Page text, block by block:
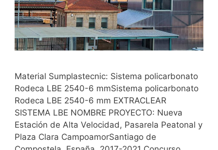
Material Sumplastecnic: Sistema policarbonato
Rodeca LBE 2540-6 mmSistema policarbonato
Rodeca LBE 2540-6 mm EXTRACLEAR
SISTEMA LBE NOMBRE PROYECTO: Nueva
Estación de Alta Velocidad, Pasarela Peatonal y
Plaza Clara CampoamorSantiago de